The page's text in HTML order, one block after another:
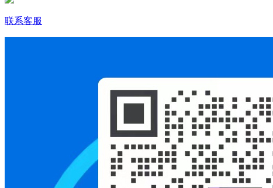
联系客服